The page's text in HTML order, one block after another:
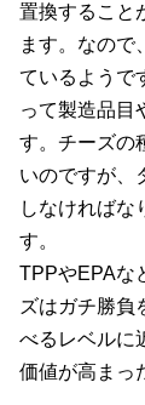
置換すること
ます。なので
ているようで
って製造品目
す。チーズの
いのですが、
しなければな
す。
TPPやEPAな
ズはガチ勝負
べるレベルに
価値が高まっ